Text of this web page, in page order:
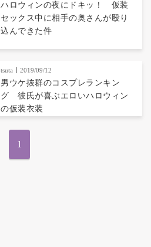
ハロウィンの夜にドキッ！ 仮装
セックス中に相手の奥さんが殴り
込んできた件
tsuta 2019/09/12
男ウケ抜群のコスプレランキン
グ 彼氏が喜ぶエロいハロウィン
の仮装衣装
1